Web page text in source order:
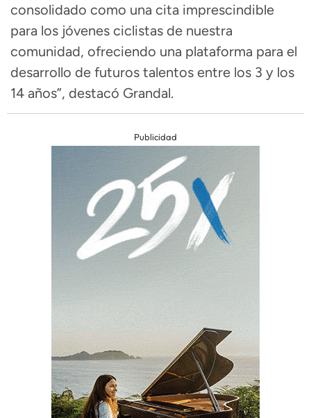
consolidado como una cita imprescindible
para los jóvenes ciclistas de nuestra
comunidad, ofreciendo una plataforma para el
desarrollo de futuros talentos entre los 3 y los
14 años”, destacó Grandal.
Publicidad